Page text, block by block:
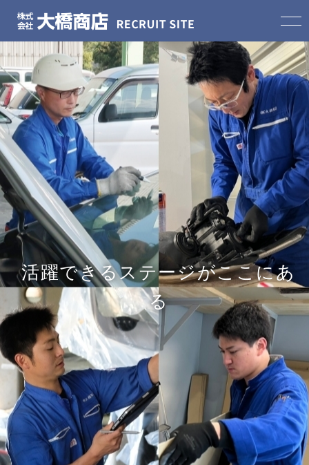
HOME
大橋商店の特徴
スタッフインタビュー
スタッフのとある一日
会社案内
募集職種一覧
エントリー
活躍できるステージがここにあ
る